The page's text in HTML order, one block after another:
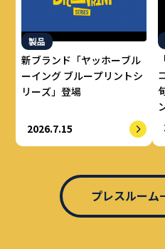
製品
新ブランド「ヤッホーブル
ーイング ブループリントシ
リーズ」登場
2026.7.15
プレスルーム